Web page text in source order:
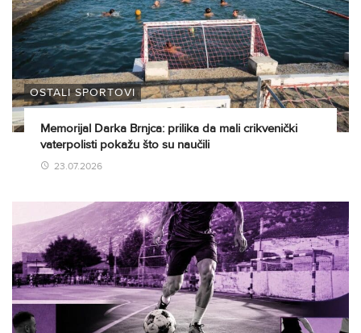
OSTALI SPORTOVI
Memorijal Darka Brnjca: prilika da mali crikvenički
vaterpolisti pokažu što su naučili
23.07.2026